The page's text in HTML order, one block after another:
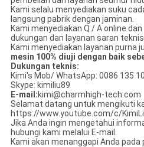
Kami selalu menyediakan suku
langsung pabrik dengan jaminan.
Kami menyediakan Q / A online
dukungan dan layanan saran teknis.
Kami menyediakan layanan purna
mesin 100% diuji dengan baik
Dukungan teknis:
Kimi's Mob/ WhatsApp: 0086 135
Skype: kimiliu89
E-mail:kimi@charmhigh-tech.com
Selamat datang untuk mengikuti
https://www.youtube.com/c/
Jika Anda ingin mengetahui
hubungi kami melalui E-mail.
Kami akan menanggapi Anda pada